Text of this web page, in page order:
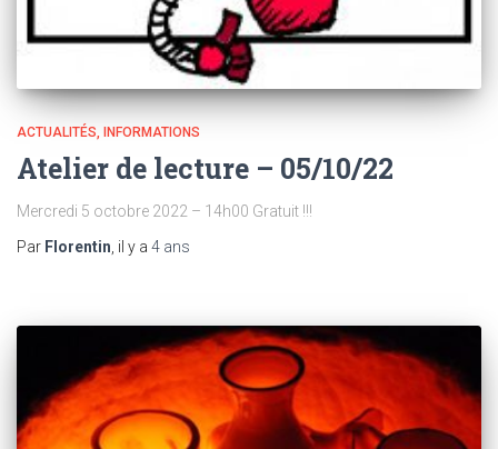
ACTUALITÉS INFORMATIONS
Atelier de lecture – 05/10/22
Mercredi 5 octobre 2022 – 14h00 Gratuit !!!
Par Florentin , il y a 4 ans